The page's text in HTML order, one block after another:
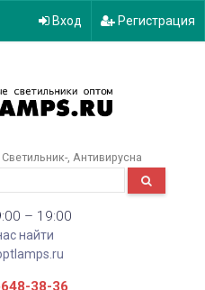
Вход Регистрация
Светильник- Антивирусна
– 19:00
найти
38-36